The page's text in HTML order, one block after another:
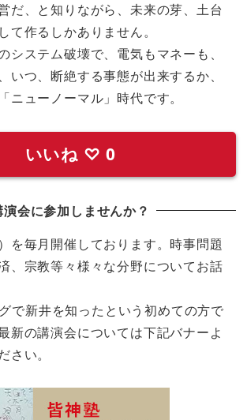
だ、と知りながら、未来の芽、土台
て作るしかありません。
システム破壊で、電気もマネーも、
いつ、断絶する事態が出来するか、
ニューノーマル」時代です。
いいね ♡ 0
演会に参加しませんか？
を毎月開催しております。時事問題
、宗教等々様々な分野についてお話
で新井を知ったという初めての方で
新の講演会については下記バナーよ
さい。